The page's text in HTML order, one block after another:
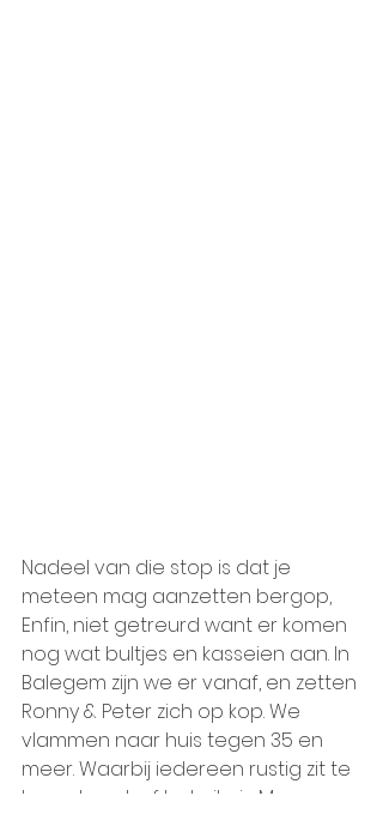
Nadeel van die stop is dat je
meteen mag aanzetten bergop,
Enfin, niet getreurd want er komen
nog wat bultjes en kasseien aan. In
Balegem zijn we er vanaf, en zetten
Ronny & Peter zich op kop. We
vlammen naar huis tegen 35 en
meer. Waarbij iedereen rustig zit te
keuvelen alsof het niks is. Maar